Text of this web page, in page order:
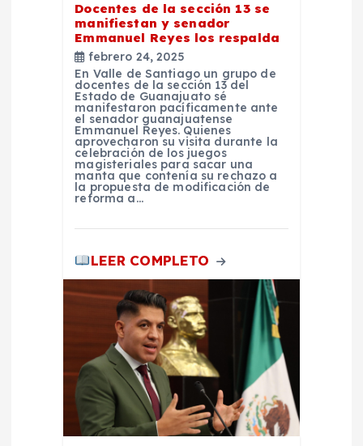
Docentes de la sección 13 se
manifiestan y senador
Emmanuel Reyes los respalda
febrero 24, 2025
En Valle de Santiago un grupo de
docentes de la sección 13 del
Estado de Guanajuato sé
manifestaron pacíficamente ante
el senador guanajuatense
Emmanuel Reyes. Quienes
aprovecharon su visita durante la
celebración de los juegos
magisteriales para sacar una
manta que contenía su rechazo a
la propuesta de modificación de
reforma a…
LEER COMPLETO